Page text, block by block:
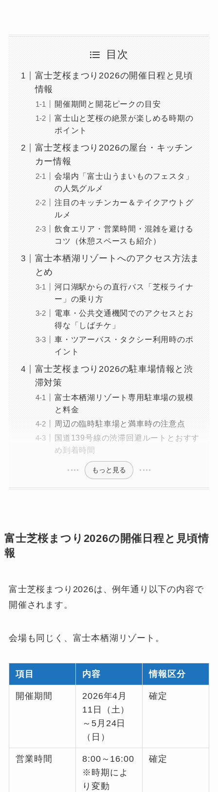
目次
富士芝桜まつり2026の開催日程と見頃
情報
開催期間と開花ピークの目安
富士山と芝桜の絶景が楽しめる時期の
ポイント
富士芝桜まつり2026の屋台・キッチン
カー情報
会場内「富士山うまいものフェスタ」
の人気グルメ
注目のキッチンカー＆テイクアウトグ
ルメ
飲食エリア・営業時間・混雑を避ける
コツ（休憩スペースも紹介）
富士本栖湖リゾートへのアクセス方法ま
とめ
河口湖駅からの直行バス「芝桜ライナ
ー」の乗り方
電車・公共交通機関でのアクセスとお
得な「しばチケ」
車・ツアーバス・タクシー利用時のポ
イント
富士芝桜まつり2026の駐車場情報と渋
滞対策
富士本栖湖リゾート専用駐車場の規模
と料金
周辺の臨時駐車場と満車時の注意点
国道139号線の渋滞回避ルートとおすす
め到着時間
もっと見る
富士芝桜まつり2026の開催日程と見頃情
報
富士芝桜まつり2026は、例年通り以下の内容で
開催されます。
会場も同じく、富士本栖湖リゾート。
項目 内容 情報区分
開催期間
2026年4月
11日（土）
～5月24日
（日）
確定
営業時間
8:00～16:00
※時期によ
り変動
確定